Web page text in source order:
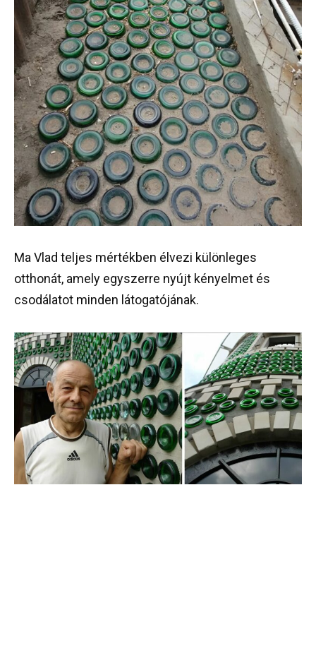
Ma Vlad teljes mértékben élvezi különleges
otthonát, amely egyszerre nyújt kényelmet és
csodálatot minden látogatójának.